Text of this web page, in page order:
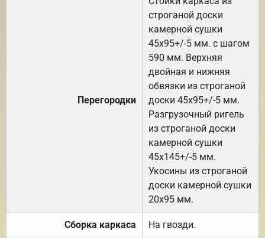
Перегородки
строганой доски
камерной сушки
45х95+/-5 мм. с шагом
590 мм. Верхняя
двойная и нижняя
обвязки из строганой
доски 45х95+/-5 мм.
Разгрузочный ригель
из строганой доски
камерной сушки
45х145+/-5 мм.
Укосины из строганой
доски камерной сушки
20х95 мм.
Сборка каркаса На гвозди.